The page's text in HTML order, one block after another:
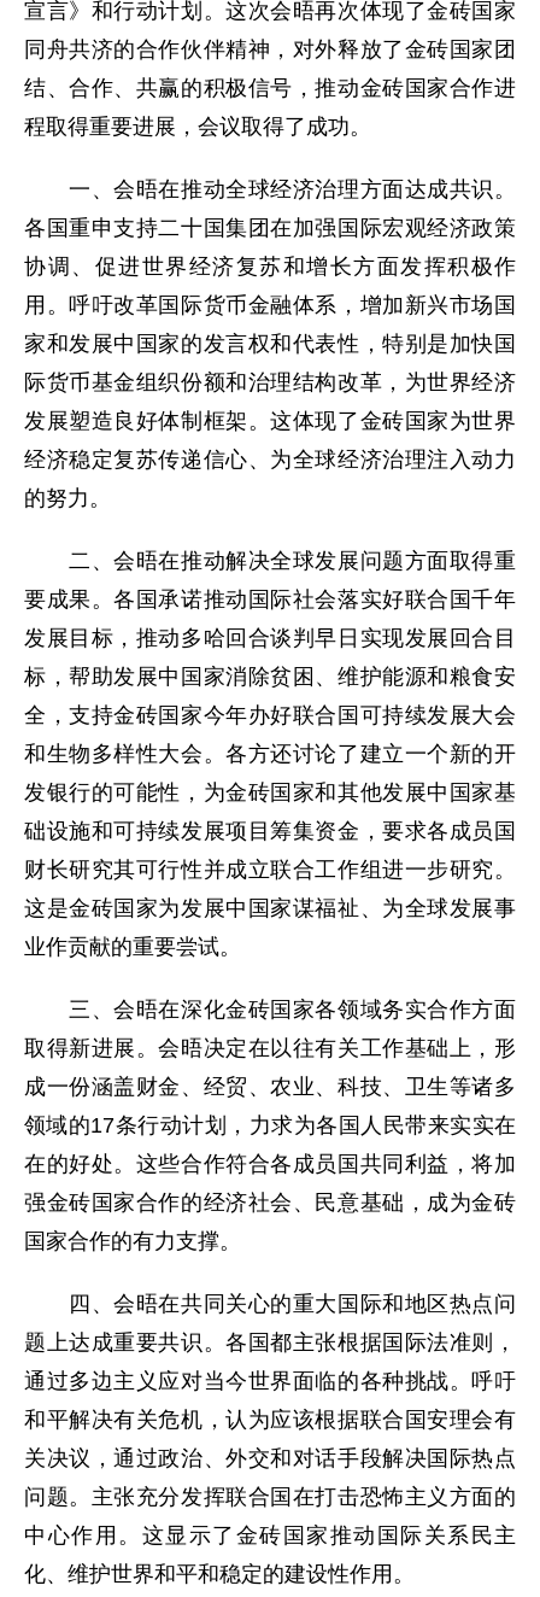
宣言》和行动计划。这次会晤再次体现了金砖国家
同舟共济的合作伙伴精神，对外释放了金砖国家团
结、合作、共赢的积极信号，推动金砖国家合作进
程取得重要进展，会议取得了成功。
一、会晤在推动全球经济治理方面达成共识。
各国重申支持二十国集团在加强国际宏观经济政策
协调、促进世界经济复苏和增长方面发挥积极作
用。呼吁改革国际货币金融体系，增加新兴市场国
家和发展中国家的发言权和代表性，特别是加快国
际货币基金组织份额和治理结构改革，为世界经济
发展塑造良好体制框架。这体现了金砖国家为世界
经济稳定复苏传递信心、为全球经济治理注入动力
的努力。
二、会晤在推动解决全球发展问题方面取得重
要成果。各国承诺推动国际社会落实好联合国千年
发展目标，推动多哈回合谈判早日实现发展回合目
标，帮助发展中国家消除贫困、维护能源和粮食安
全，支持金砖国家今年办好联合国可持续发展大会
和生物多样性大会。各方还讨论了建立一个新的开
发银行的可能性，为金砖国家和其他发展中国家基
础设施和可持续发展项目筹集资金，要求各成员国
财长研究其可行性并成立联合工作组进一步研究。
这是金砖国家为发展中国家谋福祉、为全球发展事
业作贡献的重要尝试。
三、会晤在深化金砖国家各领域务实合作方面
取得新进展。会晤决定在以往有关工作基础上，形
成一份涵盖财金、经贸、农业、科技、卫生等诸多
领域的17条行动计划，力求为各国人民带来实实在
在的好处。这些合作符合各成员国共同利益，将加
强金砖国家合作的经济社会、民意基础，成为金砖
国家合作的有力支撑。
四、会晤在共同关心的重大国际和地区热点问
题上达成重要共识。各国都主张根据国际法准则，
通过多边主义应对当今世界面临的各种挑战。呼吁
和平解决有关危机，认为应该根据联合国安理会有
关决议，通过政治、外交和对话手段解决国际热点
问题。主张充分发挥联合国在打击恐怖主义方面的
中心作用。这显示了金砖国家推动国际关系民主
化、维护世界和平和稳定的建设性作用。